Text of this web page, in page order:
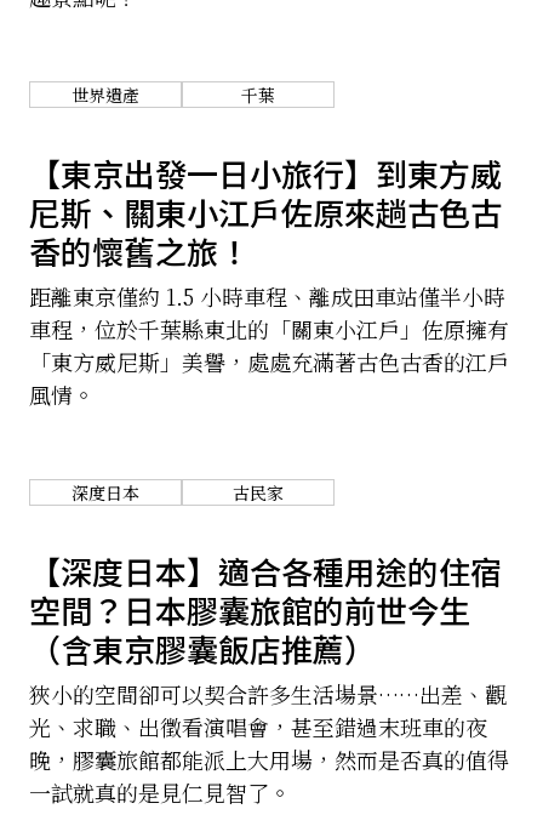
世界遺產 千葉
【東京出發一日小旅行】到東方威
尼斯、關東小江戶佐原來趟古色古
香的懷舊之旅！
距離東京僅約 1.5 小時車程、離成田車站僅半小時
車程，位於千葉縣東北的「關東小江戶」佐原擁有
「東方威尼斯」美譽，處處充滿著古色古香的江戶
風情。
深度日本 古民家
【深度日本】適合各種用途的住宿
空間？日本膠囊旅館的前世今生
（含東京膠囊飯店推薦）
狹小的空間卻可以契合許多生活場景……出差、觀
光、求職、出徵看演唱會，甚至錯過末班車的夜
晚，膠囊旅館都能派上大用場，然而是否真的值得
一試就真的是見仁見智了。